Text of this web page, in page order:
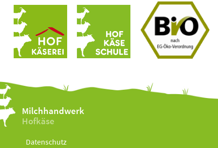
Milchhandwerk
Hofkäse
Datenschutz